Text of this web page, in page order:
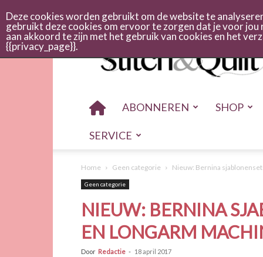
Stitch
quilt
ABONNEREN SHOP
SERVICE
Home Geen categorie Nieuw: Bernina
Geen categorie
NIEUW: BERNINA
EN LONGARM
Door Redactie - 18 april 2017
Deze cookies worden gebruikt om de website te
gebruikt deze cookies om ervoor te zorgen dat je voor
aan akkoord te zijn met het gebruik van cookies en het
{{privacy_page}}.